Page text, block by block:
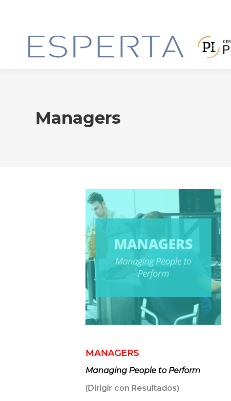
Managers
MANAGERS
Managing People to Perform
(Dirigir con Resultados)